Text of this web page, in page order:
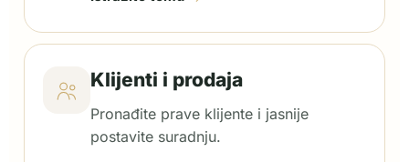
Klijenti i prodaja
Pronađite prave klijente i jasnije
postavite suradnju.